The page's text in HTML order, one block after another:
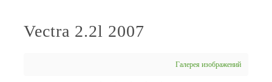
Vectra 2.2l 2007
Галерея изображений